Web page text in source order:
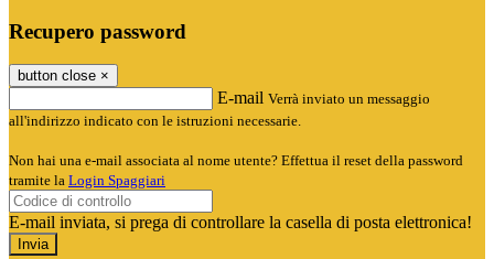
Recupero password
button close ×
E-mail Verrà inviato un messaggio
all'indirizzo indicato con le istruzioni necessarie.
Non hai una e-mail associata al nome utente? Effettua il reset della password
tramite la Login Spaggiari
E-mail inviata, si prega di controllare la casella di posta elettronica!